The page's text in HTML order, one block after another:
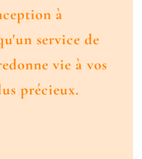
à
service de
vie à vos
précieux.